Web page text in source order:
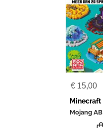
€ 15,00
Mojang AB